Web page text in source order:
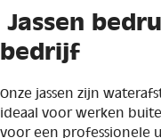
Jassen
bedrijf
Onze jassen zijn
ideaal voor werken
voor een professionele